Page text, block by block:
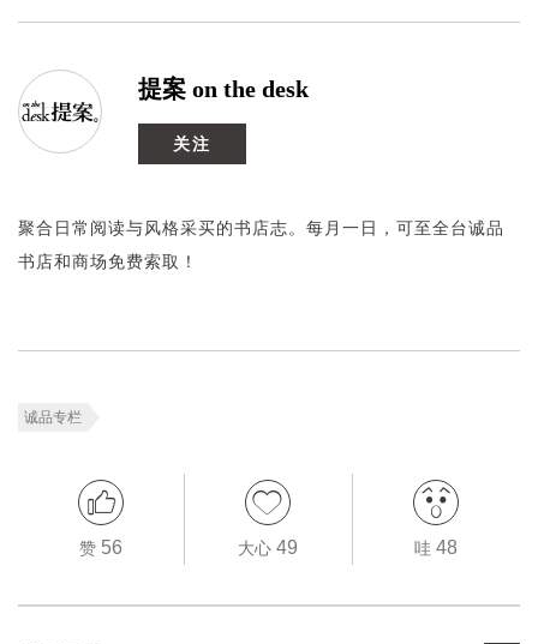
提案 on the desk
关注
聚合日常阅读与风格采买的书店志。每月一日，可至全台诚品
书店和商场免费索取！
诚品专栏
赞 56 大心49 哇48